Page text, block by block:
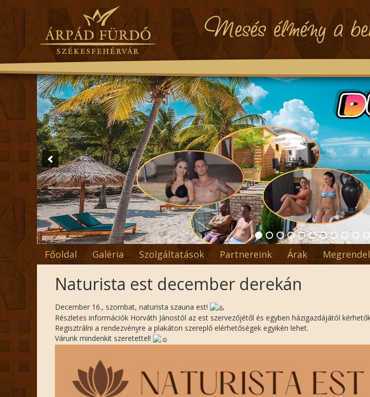
Főoldal Galéria Szolgáltatások Partnereink Árak
Naturista est december derekán
December 16., szombat, naturista szauna est!
Részletes információk Horváth Jánostól az est szervezőjétől és egyben házigazdájától
Regisztrálni a rendezvényre a plakáton szereplő elérhetőségek egyikén lehet.
Várunk mindenkit szeretettel!